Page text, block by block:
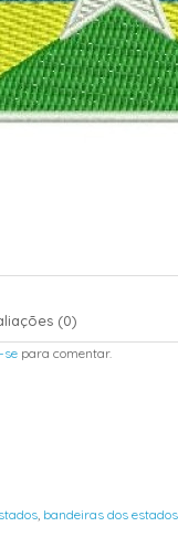
(0)
se para comentar.
bandeiras dos estados